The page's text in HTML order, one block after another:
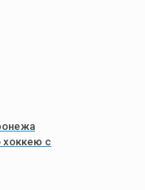
хоккею с